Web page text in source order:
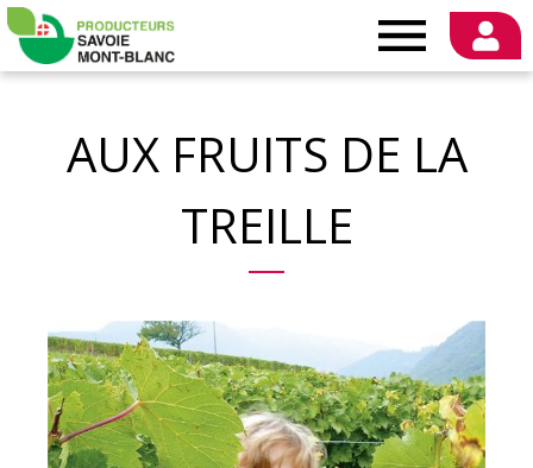
Mont-
Blanc
AUX FRUITS DE LA
TREILLE